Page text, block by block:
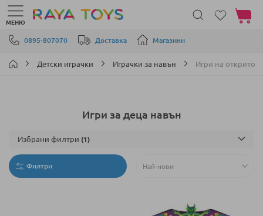
Прескачане към съдържанието
0895-807070 Доставка Магазини
МЕНЮ
Моята
Детски играчки Играчки за навън Игри на открито
Игри за деца навън
Филтри
Избрани филтри